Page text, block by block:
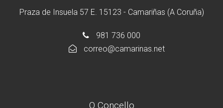
Praza de Insuela 57 E. 15123 - Camariñas (A Coruña)
981 736 000
correo@camarinas.net
O Concello